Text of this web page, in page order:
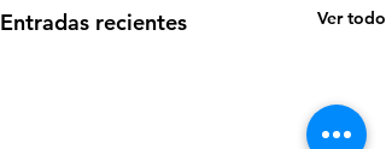
Entradas recientes Ver todo